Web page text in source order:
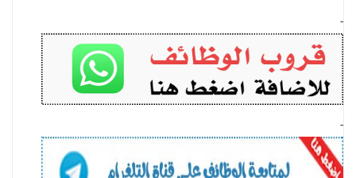
-
-